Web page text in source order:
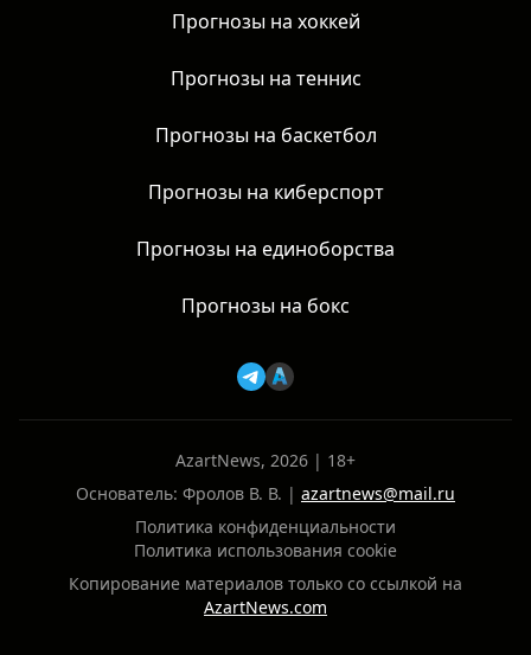
Прогнозы на хоккей
Прогнозы на теннис
Прогнозы на баскетбол
Прогнозы на киберспорт
Прогнозы на единоборства
Прогнозы на бокс
AzartNews, 2026 | 18+
Основатель: Фролов В. В. | azartnews@mail.ru
Политика конфиденциальности
Политика использования cookie
Копирование материалов только со ссылкой на
AzartNews.com